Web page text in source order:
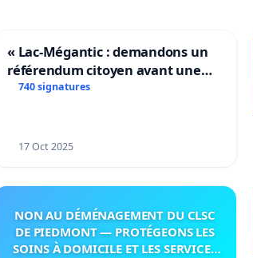
« Lac-Mégantic : demandons un
référendum citoyen avant une
transformation irréversible de
740 signatures
17 Oct 2025
NON AU DÉMÉNAGEMENT DU CLSC
DE PIEDMONT — PROTÉGEONS LES
SOINS À DOMICILE ET LES SERVICES